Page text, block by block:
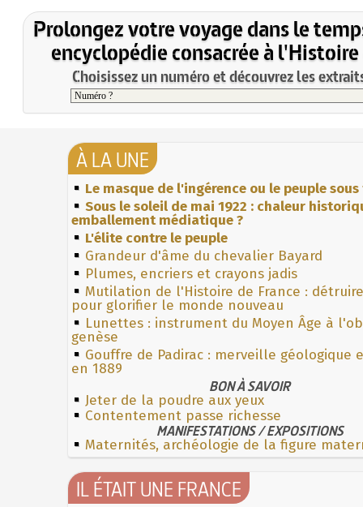
Prolongez votre voyage dans le
encyclopédie consacrée à l'Histoire
Choisissez un numéro et découvrez les
À LA UNE
Le masque de l'ingérence ou le peuple
Sous le soleil de mai 1922 : chaleur
emballement médiatique ?
L'élite contre le peuple
Grandeur d'âme du chevalier Bayard
Plumes, encriers et crayons jadis
Mutilation de l'Histoire de France :
pour glorifier le monde nouveau
Lunettes : instrument du Moyen Âge à
genèse
Gouffre de Padirac : merveille géologique
en 1889
BON À SAVOIR
Jeter de la poudre aux yeux
Contentement passe richesse
MANIFESTATIONS / EXPOSITIONS
Maternités, archéologie de la figure
IL ÉTAIT UNE FRANCE